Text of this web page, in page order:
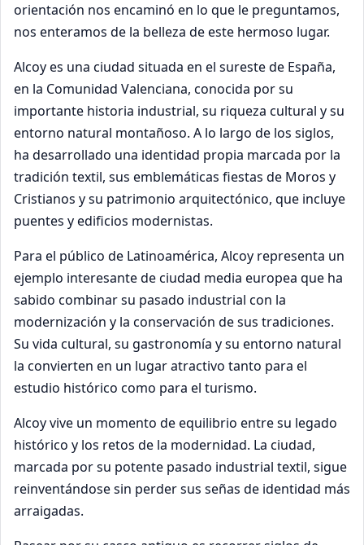
orientación nos encaminó en lo que le preguntamos,
nos enteramos de la belleza de este hermoso lugar.
Alcoy es una ciudad situada en el sureste de España,
en la Comunidad Valenciana, conocida por su
importante historia industrial, su riqueza cultural y su
entorno natural montañoso. A lo largo de los siglos,
ha desarrollado una identidad propia marcada por la
tradición textil, sus emblemáticas fiestas de Moros y
Cristianos y su patrimonio arquitectónico, que incluye
puentes y edificios modernistas.
Para el público de Latinoamérica, Alcoy representa un
ejemplo interesante de ciudad media europea que ha
sabido combinar su pasado industrial con la
modernización y la conservación de sus tradiciones.
Su vida cultural, su gastronomía y su entorno natural
la convierten en un lugar atractivo tanto para el
estudio histórico como para el turismo.
Alcoy vive un momento de equilibrio entre su legado
histórico y los retos de la modernidad. La ciudad,
marcada por su potente pasado industrial textil, sigue
reinventándose sin perder sus señas de identidad más
arraigadas.